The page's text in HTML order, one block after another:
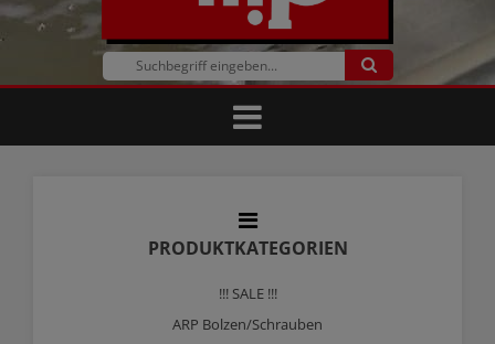
PRODUKTKATEGORIEN
!!! SALE !!!
ARP Bolzen/Schrauben